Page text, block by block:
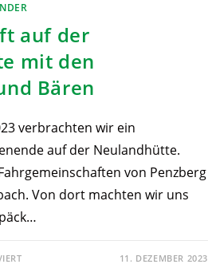
auf der
mit den
Bären
verbrachten wir ein
auf der Neulandhütte.
von Penzberg
Von dort machten wir uns
11. DEZEMBER 2023